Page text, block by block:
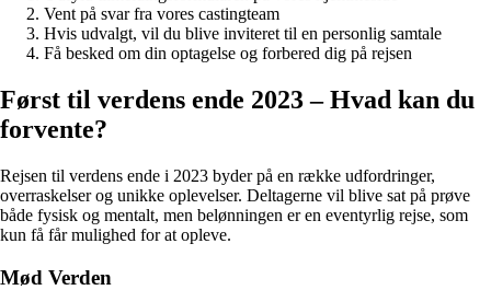
Vent på svar fra vores castingteam
Hvis udvalgt, vil du blive inviteret til en personlig samtale
Få besked om din optagelse og forbered dig på rejsen
Først til verdens ende 2023 – Hvad kan du
forvente?
Rejsen til verdens ende i 2023 byder på en række udfordringer,
overraskelser og unikke oplevelser. Deltagerne vil blive sat på prøve
både fysisk og mentalt, men belønningen er en eventyrlig rejse, som
kun få får mulighed for at opleve.
Mød Verden